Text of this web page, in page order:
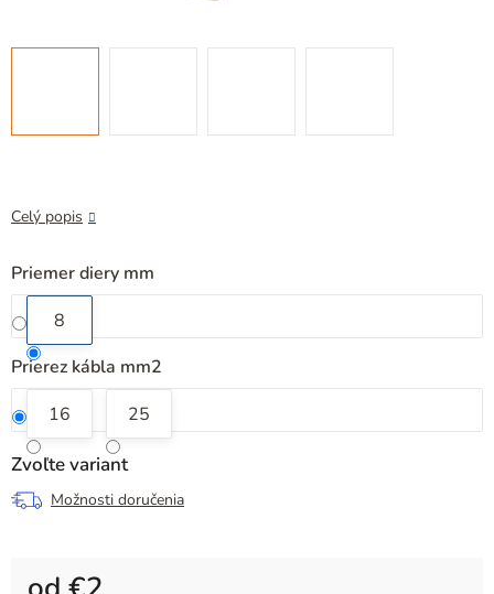
Celý popis
Priemer diery mm
8
Prierez kábla mm2
16
25
Zvoľte variant
Možnosti doručenia